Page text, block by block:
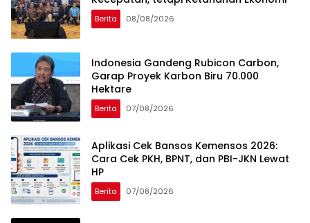
Berita 08/08/2026
Indonesia Gandeng Rubicon Carbon,
Garap Proyek Karbon Biru 70.000
Hektare
Berita 07/08/2026
Aplikasi Cek Bansos Kemensos 2026:
Cara Cek PKH, BPNT, dan PBI-JKN Lewat
HP
Berita 07/08/2026